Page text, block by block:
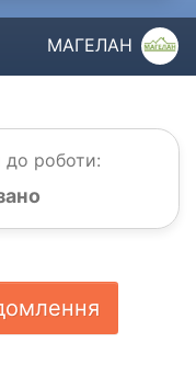
МАГЕЛАН
до роботи: